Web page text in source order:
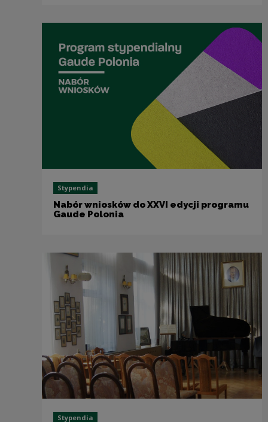
Stypendia
Nabór wniosków do XXVI edycji programu
Gaude Polonia
Stypendia